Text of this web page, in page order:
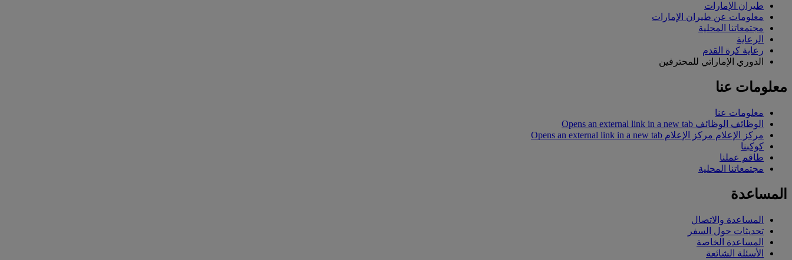
طيران الإمارات
معلومات عن طيران الإمارات
مجتمعاتنا المحلية
الرعاية
رعاية كرة القدم
الدوري الإماراتي للمحترفين
معلومات عنا
معلومات عنا
الوظائف الوظائف Opens an external link in a new tab
مركز الإعلام مركز الإعلام Opens an external link in a new tab
كوكبنا
طاقم عملنا
مجتمعاتنا المحلية
المساعدة
المساعدة والاتصال
تحديثات حول السفر
المساعدة الخاصة
الأسئلة الشائعة